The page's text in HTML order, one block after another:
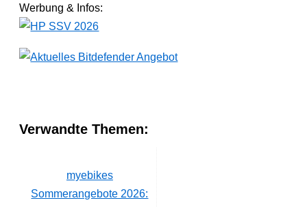
Werbung & Infos:
Verwandte Themen:
myebikes
Sommerangebote 2026: